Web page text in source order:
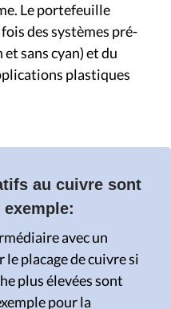
Le portefeuille
des systèmes pré-
sans cyan) et du
plastiques
au cuivre sont
avec un
placage de cuivre si
plus élevées sont
pour la